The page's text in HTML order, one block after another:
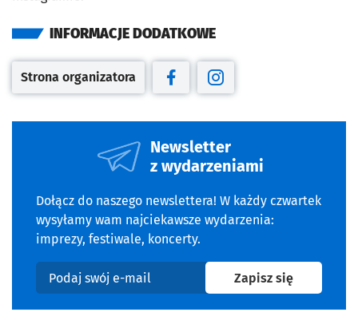
INFORMACJE DODATKOWE
Otwiera się w nowej karcie
Strona organizatora
Otwiera się w nowej karcie
Otwiera się w nowej
Newsletter
z wydarzeniami
Dołącz do naszego newslettera! W każdy czwartek
wysyłamy wam najciekawsze wydarzenia:
imprezy, festiwale, koncerty.
Podaj swój e-mail
Zapisz sięna